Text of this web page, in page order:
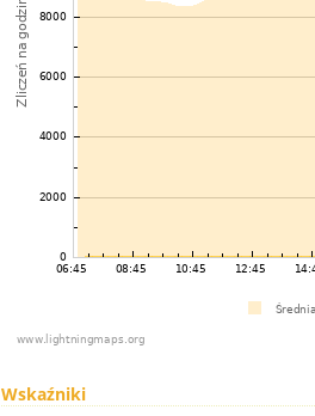
Wskaźniki